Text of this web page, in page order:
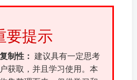
要提示
制性： 建议具有一定思考
获取，并且学习使用。本